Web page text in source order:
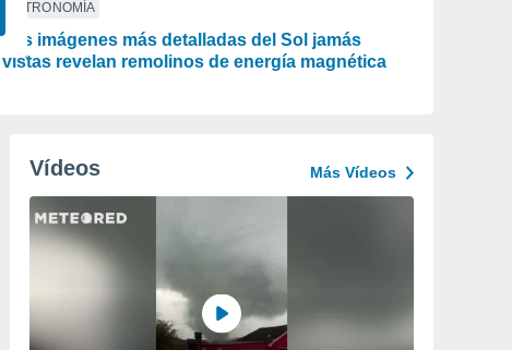
ASTRONOMÍA
Las imágenes más detalladas del Sol jamás
vistas revelan remolinos de energía magnética
Vídeos Más Vídeos